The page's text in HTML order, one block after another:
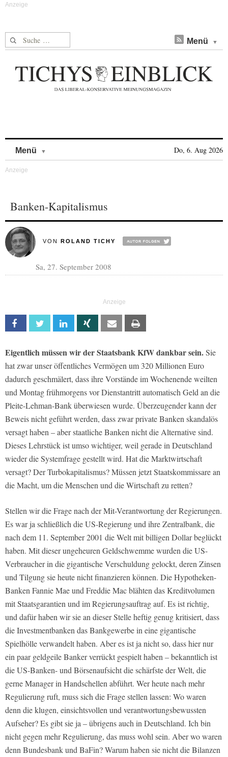
Suche nach: Menü
Menü Do, 6. Aug 2026
Banken-Kapitalismus
VON ROLAND TICHY
Sa, 27. September 2008
Facebook Twitter Linkedin Xing Email
Eigentlich müssen wir der Staatsbank KfW dankbar sein.Sie
hat zwar unser öffentliches Vermögen um 320 Millionen Euro
dadurch geschmälert, dass ihre Vorstände im Wochenende weilten
und Montag frühmorgens vor Dienstantritt automatisch Geld an die
Pleite-Lehman-Bank überwiesen wurde. Überzeugender kann der
Beweis nicht geführt werden, dass zwar private Banken skandalös
versagt haben – aber staatliche Banken nicht die Alternative sind.
Dieses Lehrstück ist umso wichtiger, weil gerade in Deutschland
wieder die Systemfrage gestellt wird. Hat die Marktwirtschaft
versagt? Der Turbokapitalismus? Müssen jetzt Staatskommissare an
die Macht, um die Menschen und die Wirtschaft zu retten?
Stellen wir die Frage nach der Mit-Verantwortung der Regierungen.
Es war ja schließlich die US-Regierung und ihre Zentralbank, die
nach dem 11. September 2001 die Welt mit billigen Dollar beglückt
haben. Mit dieser ungeheuren Geldschwemme wurden die US-
Verbraucher in die gigantische Verschuldung gelockt, deren Zinsen
und Tilgung sie heute nicht finanzieren können. Die Hypotheken-
Banken Fannie Mae und Freddie Mac blähten das Kreditvolumen
mit Staatsgarantien und im Regierungsauftrag auf. Es ist richtig,
und dafür haben wir sie an dieser Stelle heftig genug kritisiert, dass
die Investmentbanken das Bankgewerbe in eine gigantische
Spielhölle verwandelt haben. Aber es ist ja nicht so, dass hier nur
ein paar geldgeile Banker verrückt gespielt haben – bekanntlich ist
die US-Banken- und Börsenaufsicht die schärfste der Welt, die
gerne Manager in Handschellen abführt. Wer heute nach mehr
Regulierung ruft, muss sich die Frage stellen lassen: Wo waren
denn die klugen, einsichtsvollen und verantwortungsbewussten
Aufseher? Es gibt sie ja – übrigens auch in Deutschland. Ich bin
nicht gegen mehr Regulierung, das muss wohl sein. Aber wo waren
denn Bundesbank und BaFin? Warum haben sie nicht die Bilanzen